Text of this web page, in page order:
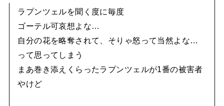
ラプンツェルを聞く度に毎度
ゴーテル可哀想よな…
自分の花を略奪されて、そりゃ怒って当然よな…
って思ってしまう
まあ巻き添えくらったラプンツェルが1番の被害者
やけど